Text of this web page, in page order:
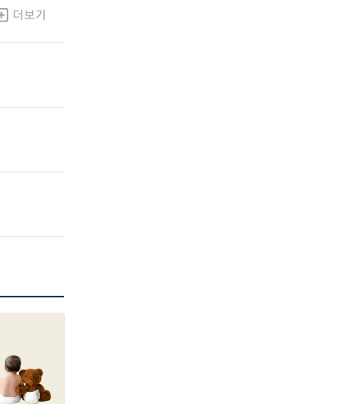
더보기